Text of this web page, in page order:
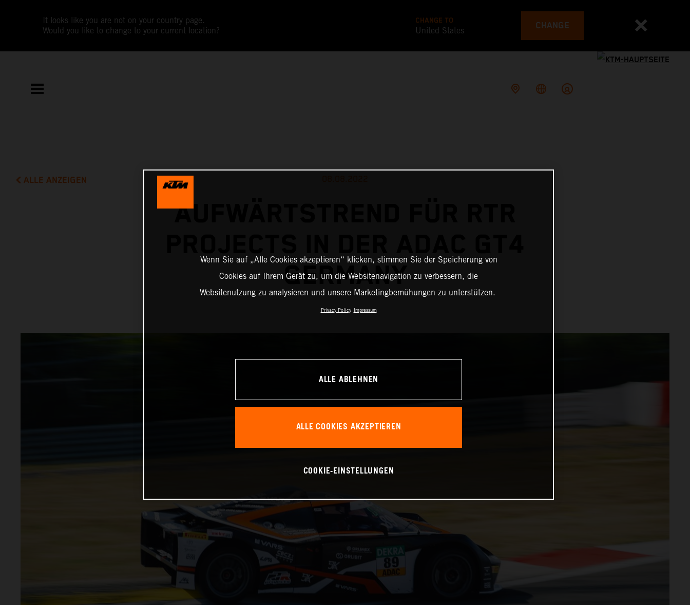
It looks like you are not on your country page.
Would you like to change to your current location?
CHANGE TO
United States CHANGE
ALLE ANZEIGEN
AUFWÄRTSTREND FÜR RTR
GERMANY
Wenn Sie auf „Alle Cookies akzeptieren“ klicken, stimmen Sie der Speicherung von
Cookies auf Ihrem Gerät zu, um die Websitenavigation zu verbessern, die
Websitenutzung zu analysieren und unsere Marketingbemühungen zu unterstützen.
Privacy Policy Impressum
ALLE ABLEHNEN
ALLE COOKIES AKZEPTIEREN
COOKIE-EINSTELLUNGEN